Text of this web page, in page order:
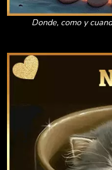
Donde, como y